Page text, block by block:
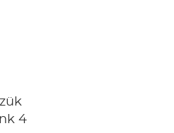
4